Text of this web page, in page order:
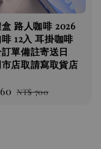
路人咖啡 2026
12入 耳掛咖啡
訂單備註寄送日
店取請寫取貨店
Regular
NT$ 700